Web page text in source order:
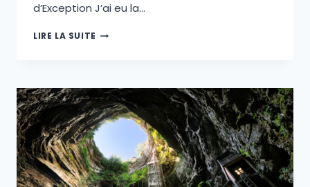
d’Exception J’ai eu la…
LIRE LA SUITE GUITARE
DU
LUTHIER
RENCONTRE
L’ÉLÉGANCE
DE
JAMES
BOND